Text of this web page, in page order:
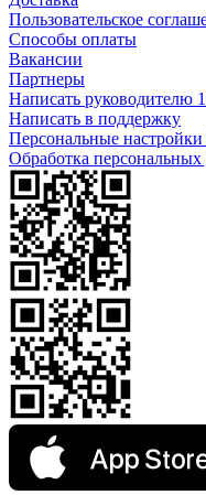
Пользовательское
Способы оплаты
Вакансии
Партнеры
Написать руководителю
Написать в поддержку
Персональные
Обработка